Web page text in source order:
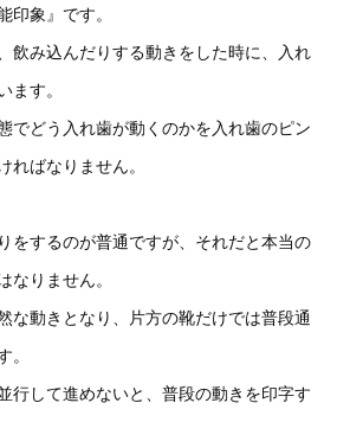
印象』です。
飲み込んだりする動きをした時に、入れ
ます。
でどう入れ歯が動くのかを入れ歯のピン
ればなりません。
をするのが普通ですが、それだと本当の
なりません。
な動きとなり、片方の靴だけでは普段通
。
行して進めないと、普段の動きを印字す